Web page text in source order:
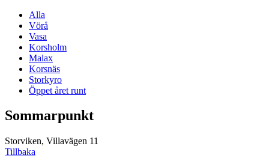
Alla
Vörå
Vasa
Korsholm
Malax
Korsnäs
Storkyro
Öppet året runt
Sommarpunkt
Storviken, Villavägen 11
Tillbaka